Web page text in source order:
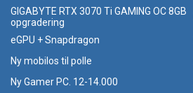
GIGABYTE RTX 3070 Ti GAMING OC 8GB
opgradering
eGPU + Snapdragon
Ny mobilos til polle
Ny Gamer PC. 12-14.000